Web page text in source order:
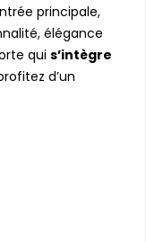
principale,
élégance
qui s’intègre
d’un